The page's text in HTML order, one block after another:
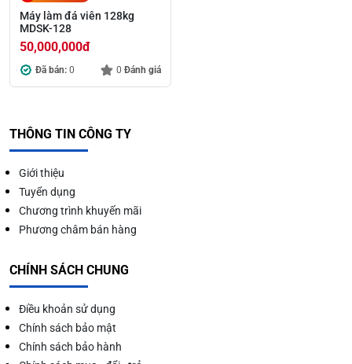
Máy làm đá viên 128kg
MDSK-128
50,000,000đ
Đã bán: 0 0 Đánh giá
THÔNG TIN CÔNG TY
Giới thiệu
Tuyển dụng
Chương trình khuyến mãi
Phương châm bán hàng
CHÍNH SÁCH CHUNG
Điều khoản sử dụng
Chính sách bảo mật
Chính sách bảo hành